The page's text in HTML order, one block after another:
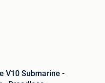
V10 Submarine -